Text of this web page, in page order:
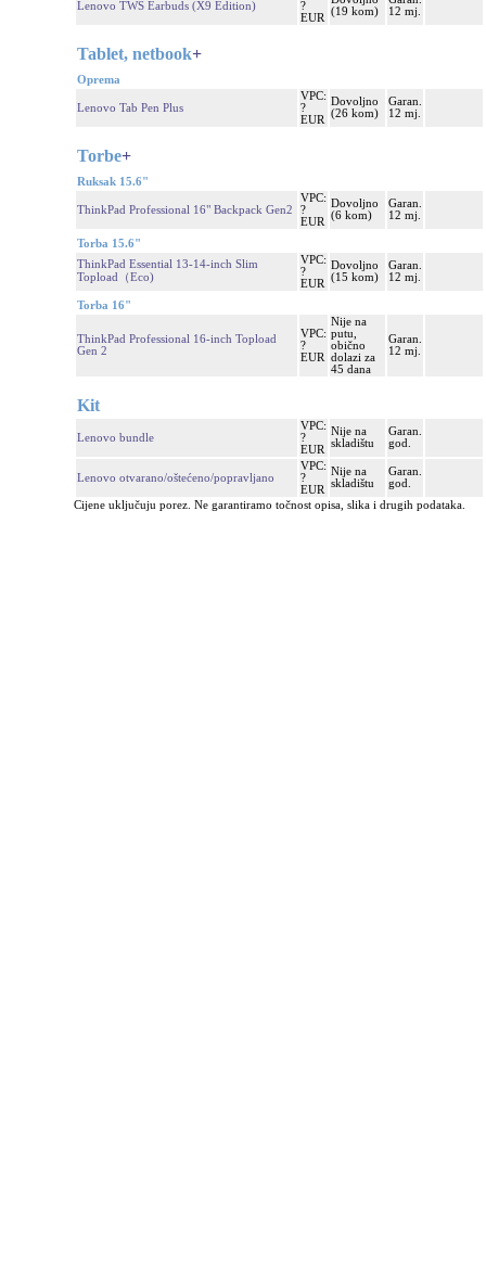
Lenovo TWS Earbuds (X9 Edition)
?
EUR
(19 kom)
12 mj.
Tablet, netbook+
Oprema
Lenovo Tab Pen Plus
VPC:
?
EUR
Dovoljno
(26 kom)
Garan.
12 mj.
Torbe+
Ruksak 15.6"
ThinkPad Professional 16" Backpack Gen2
VPC:
?
EUR
Dovoljno
(6 kom)
Garan.
12 mj.
Torba 15.6"
ThinkPad Essential 13-14-inch Slim
Topload（Eco)
VPC:
?
EUR
Dovoljno
(15 kom)
Garan.
12 mj.
Torba 16"
ThinkPad Professional 16-inch Topload
Gen 2
VPC:
?
EUR
Nije na
putu,
obično
dolazi za
45 dana
Garan.
12 mj.
Kit
Lenovo bundle
VPC:
?
EUR
Nije na
skladištu
Garan.
god.
Lenovo otvarano/oštećeno/popravljano
VPC:
?
EUR
Nije na
skladištu
Garan.
god.
Cijene uključuju porez. Ne garantiramo točnost opisa, slika i drugih podataka.